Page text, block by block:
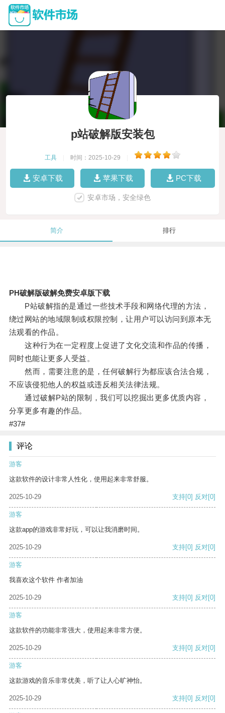
p站破解版安装包
工具 时间：2025-10-29
安卓下载 苹果下载 PC下载
安卓市场，安全绿色
简介 排行
PH破解版破解免费安卓版下载
P站破解指的是通过一些技术手段和网络代理的方法，
绕过网站的地域限制或权限控制，让用户可以访问到原本无
法观看的作品。
这种行为在一定程度上促进了文化交流和作品的传播，
同时也能让更多人受益。
然而，需要注意的是，任何破解行为都应该合法合规，
不应该侵犯他人的权益或违反相关法律法规。
通过破解P站的限制，我们可以挖掘出更多优质内容，
分享更多有趣的作品。
#37#
评论
游客
这款软件的设计非常人性化，使用起来非常舒服。
2025-10-29 支持[0] 反对[0]
游客
这款app的游戏非常好玩，可以让我消磨时间。
2025-10-29 支持[0] 反对[0]
游客
我喜欢这个软件 作者加油
2025-10-29 支持[0] 反对[0]
游客
这款软件的功能非常强大，使用起来非常方便。
2025-10-29 支持[0] 反对[0]
游客
这款游戏的音乐非常优美，听了让人心旷神怡。
2025-10-29 支持[0] 反对[0]